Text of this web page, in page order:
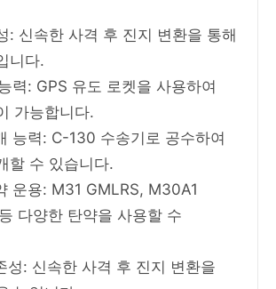
: 신속한 사격 후 진지 변환을 통해
니다.
력: GPS 유도 로켓을 사용하여
가능합니다.
능력: C-130 수송기로 공수하여
할 수 있습니다.
운용: M31 GMLRS, M30A1
다양한 탄약을 사용할 수
성: 신속한 사격 후 진지 변환을